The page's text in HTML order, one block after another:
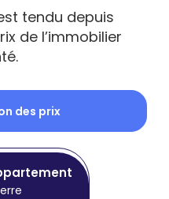
tendu depuis
de l’immobilier
des prix